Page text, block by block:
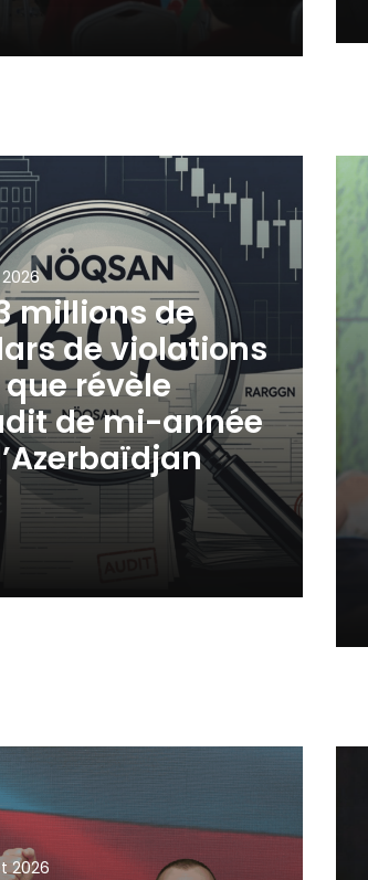
millions de
de violations
que révèle
de mi-année
2026